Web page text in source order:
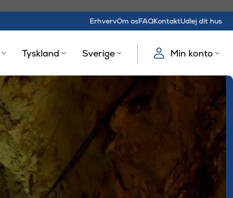
ErhvervOm osFAQKontaktUdlej dit hus
Tyskland Sverige Min konto